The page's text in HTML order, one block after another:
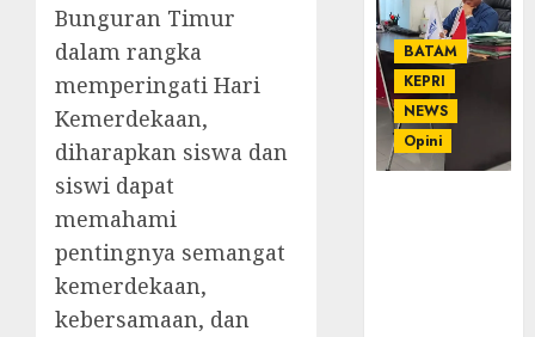
Bunguran Timur
dalam rangka
memperingati Hari
Kemerdekaan,
diharapkan siswa dan
siswi dapat
memahami
pentingnya semangat
kemerdekaan,
kebersamaan, dan
BATAM
KEPRI
NEWS
Opini